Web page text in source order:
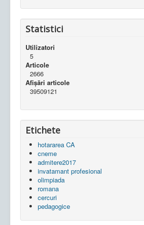
Statistici
Utilizatori
5
Articole
2666
Afișări articole
39509121
Etichete
hotararea CA
cneme
admitere2017
invatamant profesional
olimpiada
romana
cercuri
pedagogice